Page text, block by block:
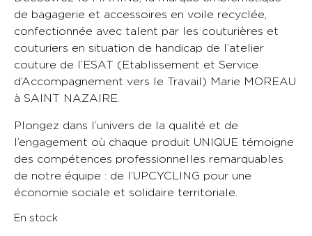
de bagagerie et accessoires en voile recyclée,
confectionnée avec talent par les couturières et
couturiers en situation de handicap de l’atelier
couture de l’ESAT (Etablissement et Service
d’Accompagnement vers le Travail) Marie MOREAU
à SAINT NAZAIRE.
Plongez dans l’univers de la qualité et de
l’engagement où chaque produit UNIQUE témoigne
des compétences professionnelles remarquables
de notre équipe : de l’UPCYCLING pour une
économie sociale et solidaire territoriale.
En stock